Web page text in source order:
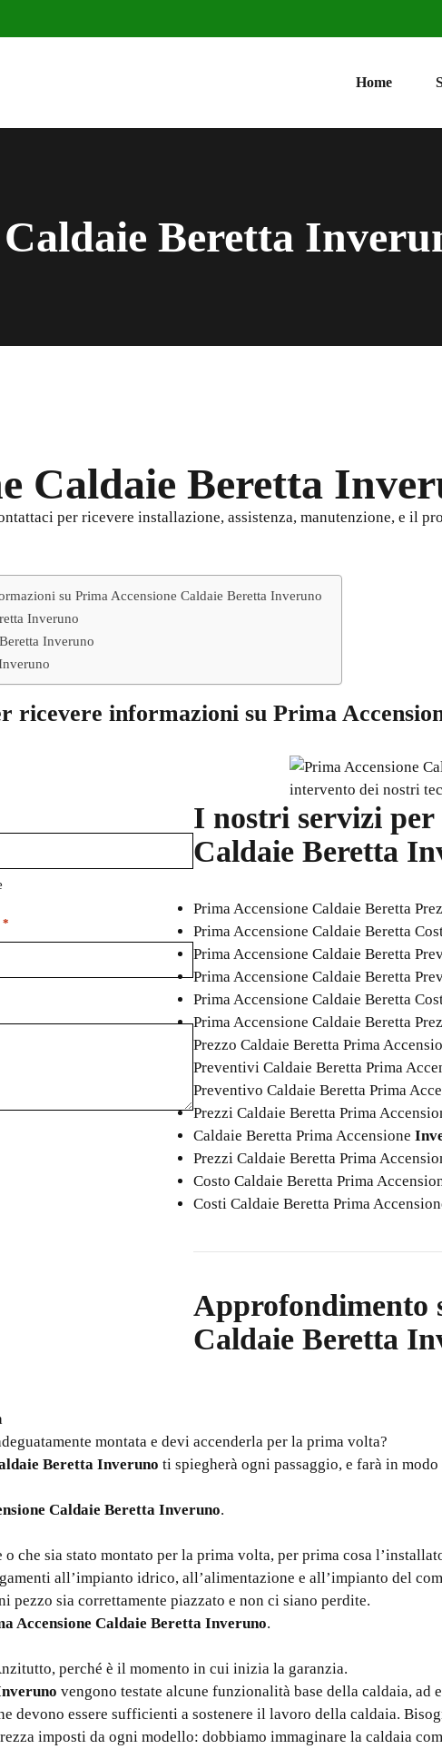
Home
Beretta
Caldaie Beretta
per ricevere installazione, assistenza, manutenzione, e il
su Prima Accensione Caldaie Beretta Inveruno
Inveruno
Inveruno
ricevere informazioni su Prima
*
I nostri servizi per
Caldaie Beretta
Prima Accensione Caldaie Beretta
Prima Accensione Caldaie Beretta
Prima Accensione Caldaie Beretta
Prima Accensione Caldaie Beretta
Prima Accensione Caldaie Beretta
Prima Accensione Caldaie Beretta
Prezzo Caldaie Beretta Prima
Preventivi Caldaie Beretta Prima
Preventivo Caldaie Beretta Prima
Prezzi Caldaie Beretta Prima
Caldaie Beretta Prima Accensione
Prezzi Caldaie Beretta Prima
Costo Caldaie Beretta Prima
Costi Caldaie Beretta Prima
Approfondimento
Caldaie Beretta
montata e devi accenderla per la prima volta?
Beretta Inveruno ti spiegherà ogni passaggio, e farà in
Caldaie Beretta Inveruno.
che sia stato montato per la prima volta, per prima cosa
all’impianto idrico, all’alimentazione e all’impianto del
pezzo sia correttamente piazzato e non ci siano perdite.
Accensione Caldaie Beretta Inveruno.
perché è il momento in cui inizia la garanzia.
vengono testate alcune funzionalità base della caldaia, ad
essere sufficienti a sostenere il lavoro della caldaia.
imposti da ogni modello: dobbiamo immaginare la caldaia